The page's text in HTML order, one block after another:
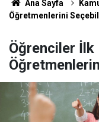
Ana Sayfa
Öğretmenlerini
Öğrenciler İlk